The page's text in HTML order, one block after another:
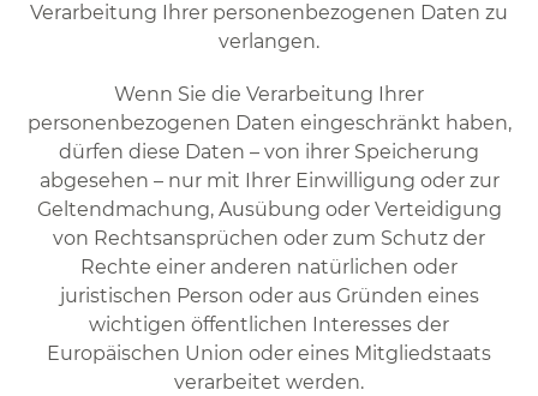
Verarbeitung Ihrer personenbezogenen Daten zu
verlangen.
Wenn Sie die Verarbeitung Ihrer
personenbezogenen Daten eingeschränkt haben,
dürfen diese Daten – von ihrer Speicherung
abgesehen – nur mit Ihrer Einwilligung oder zur
Geltendmachung, Ausübung oder Verteidigung
von Rechtsansprüchen oder zum Schutz der
Rechte einer anderen natürlichen oder
juristischen Person oder aus Gründen eines
wichtigen öffentlichen Interesses der
Europäischen Union oder eines Mitgliedstaats
verarbeitet werden.